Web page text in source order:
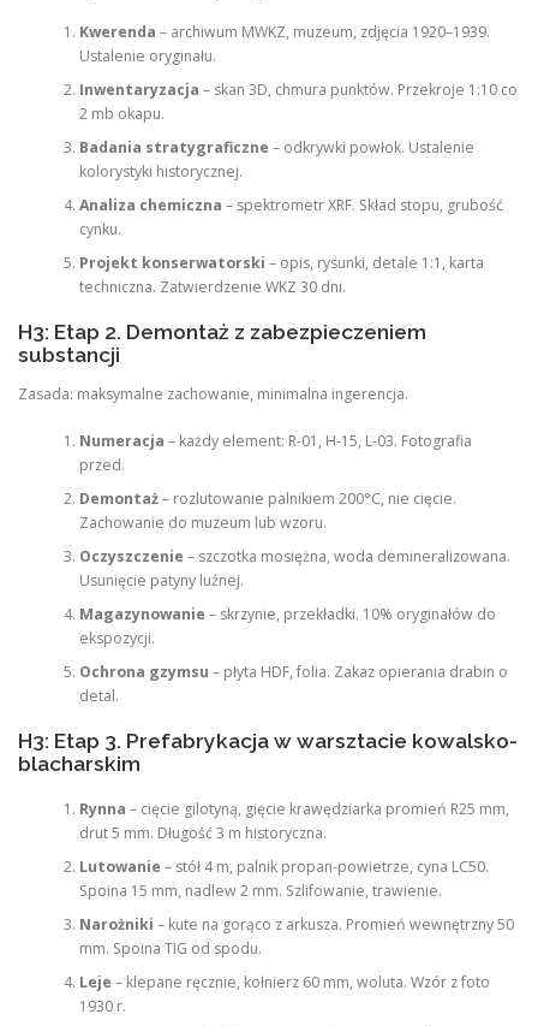
Kwerenda – archiwum MWKZ, muzeum, zdjęcia 1920–1939.
Ustalenie oryginału.
Inwentaryzacja – skan 3D, chmura punktów. Przekroje 1:10 co
2 mb okapu.
Badania stratygraficzne – odkrywki powłok. Ustalenie
kolorystyki historycznej.
Analiza chemiczna – spektrometr XRF. Skład stopu, grubość
cynku.
Projekt konserwatorski – opis, rysunki, detale 1:1, karta
techniczna. Zatwierdzenie WKZ 30 dni.
H3: Etap 2. Demontaż z zabezpieczeniem
substancji
Zasada: maksymalne zachowanie, minimalna ingerencja.
Numeracja – każdy element: R-01, H-15, L-03. Fotografia
przed.
Demontaż– rozlutowanie palnikiem 200°C, nie cięcie.
Zachowanie do muzeum lub wzoru.
Oczyszczenie – szczotka mosiężna, woda demineralizowana.
Usunięcie patyny luźnej.
Magazynowanie – skrzynie, przekładki. 10% oryginałów do
ekspozycji.
Ochrona gzymsu – płyta HDF, folia. Zakaz opierania drabin o
detal.
H3: Etap 3. Prefabrykacja w warsztacie kowalsko-
blacharskim
Rynna – cięcie gilotyną, gięcie krawędziarka promień R25 mm,
drut 5 mm. Długość 3 m historyczna.
Lutowanie – stół 4 m, palnik propan-powietrze, cyna LC50.
Spoina 15 mm, nadlew 2 mm. Szlifowanie, trawienie.
Narożniki – kute na gorąco z arkusza. Promień wewnętrzny 50
mm. Spoina TIG od spodu.
Leje – klepane ręcznie, kołnierz 60 mm, woluta. Wzór z foto
1930 r.